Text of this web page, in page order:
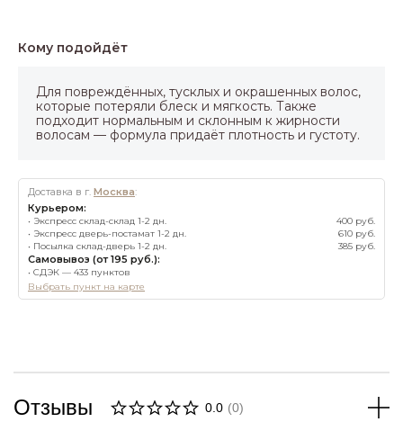
Кому подойдёт
Для повреждённых, тусклых и окрашенных волос,
которые потеряли блеск и мягкость. Также
подходит нормальным и склонным к жирности
волосам — формула придаёт плотность и густоту.
Доставка в г. Москва:
Курьером:
• Экспресс склад-склад 1-2 дн.
400 руб.
• Экспресс дверь-постамат 1-2 дн.
610 руб.
• Посылка склад-дверь 1-2 дн.
385 руб.
Самовывоз (от 195 руб.):
• СДЭК — 433 пунктов
Выбрать пункт на карте
Отзывы 0.0 (0)